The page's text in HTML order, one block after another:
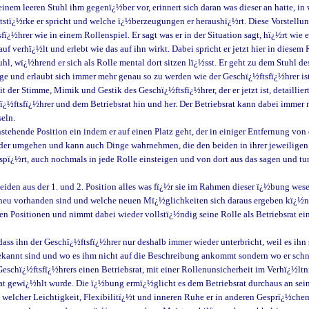
leeren Stuhl ihm gegenï¿½ber vor, erinnert sich daran was dieser an hatte,
er spricht und welche ï¿½berzeugungen er heraushï¿½rt. Diese
wie in einem Rollenspiel. Er sagt was er in der Situation sagt, hï¿½rt wie
verhï¿½lt und erlebt wie das auf ihn wirkt. Dabei spricht er jetzt hier in diesem
wï¿½hrend er sich als Rolle mental dort sitzen lï¿½sst. Er geht zu dem Stuhl
und erlaubt sich immer mehr genau so zu werden wie der Geschï¿½ftsfï¿½hrer
der Stimme, Mimik und Gestik des Geschï¿½ftsfï¿½hrer, der er jetzt ist,
und dem Betriebsrat hin und her. Der Betriebsrat kann dabei
Position ein indem er auf einen Platz geht, der in einiger Entfernung
umgehen und kann auch Dinge wahrnehmen, die den beiden in ihrer
auch nochmals in jede Rolle einsteigen und von dort aus das sagen und
aus der 1. und 2. Position alles was fï¿½r sie im Rahmen dieser ï¿½bung
vorhanden sind und welche neuen Mï¿½glichkeiten sich daraus ergeben
Positionen und nimmt dabei wieder vollstï¿½ndig seine Rolle als Betriebsrat
ihn der Geschï¿½ftsfï¿½hrer nur deshalb immer wieder unterbricht, weil es
sind und wo es ihm nicht auf die Beschreibung ankommt sondern wo er
einen Betriebsrat, mit einer Rollenunsicherheit im
gewï¿½hlt wurde. Die ï¿½bung ermï¿½glicht es dem Betriebsrat durchaus an
welcher Leichtigkeit, Flexibilitï¿½t und inneren Ruhe er in anderen